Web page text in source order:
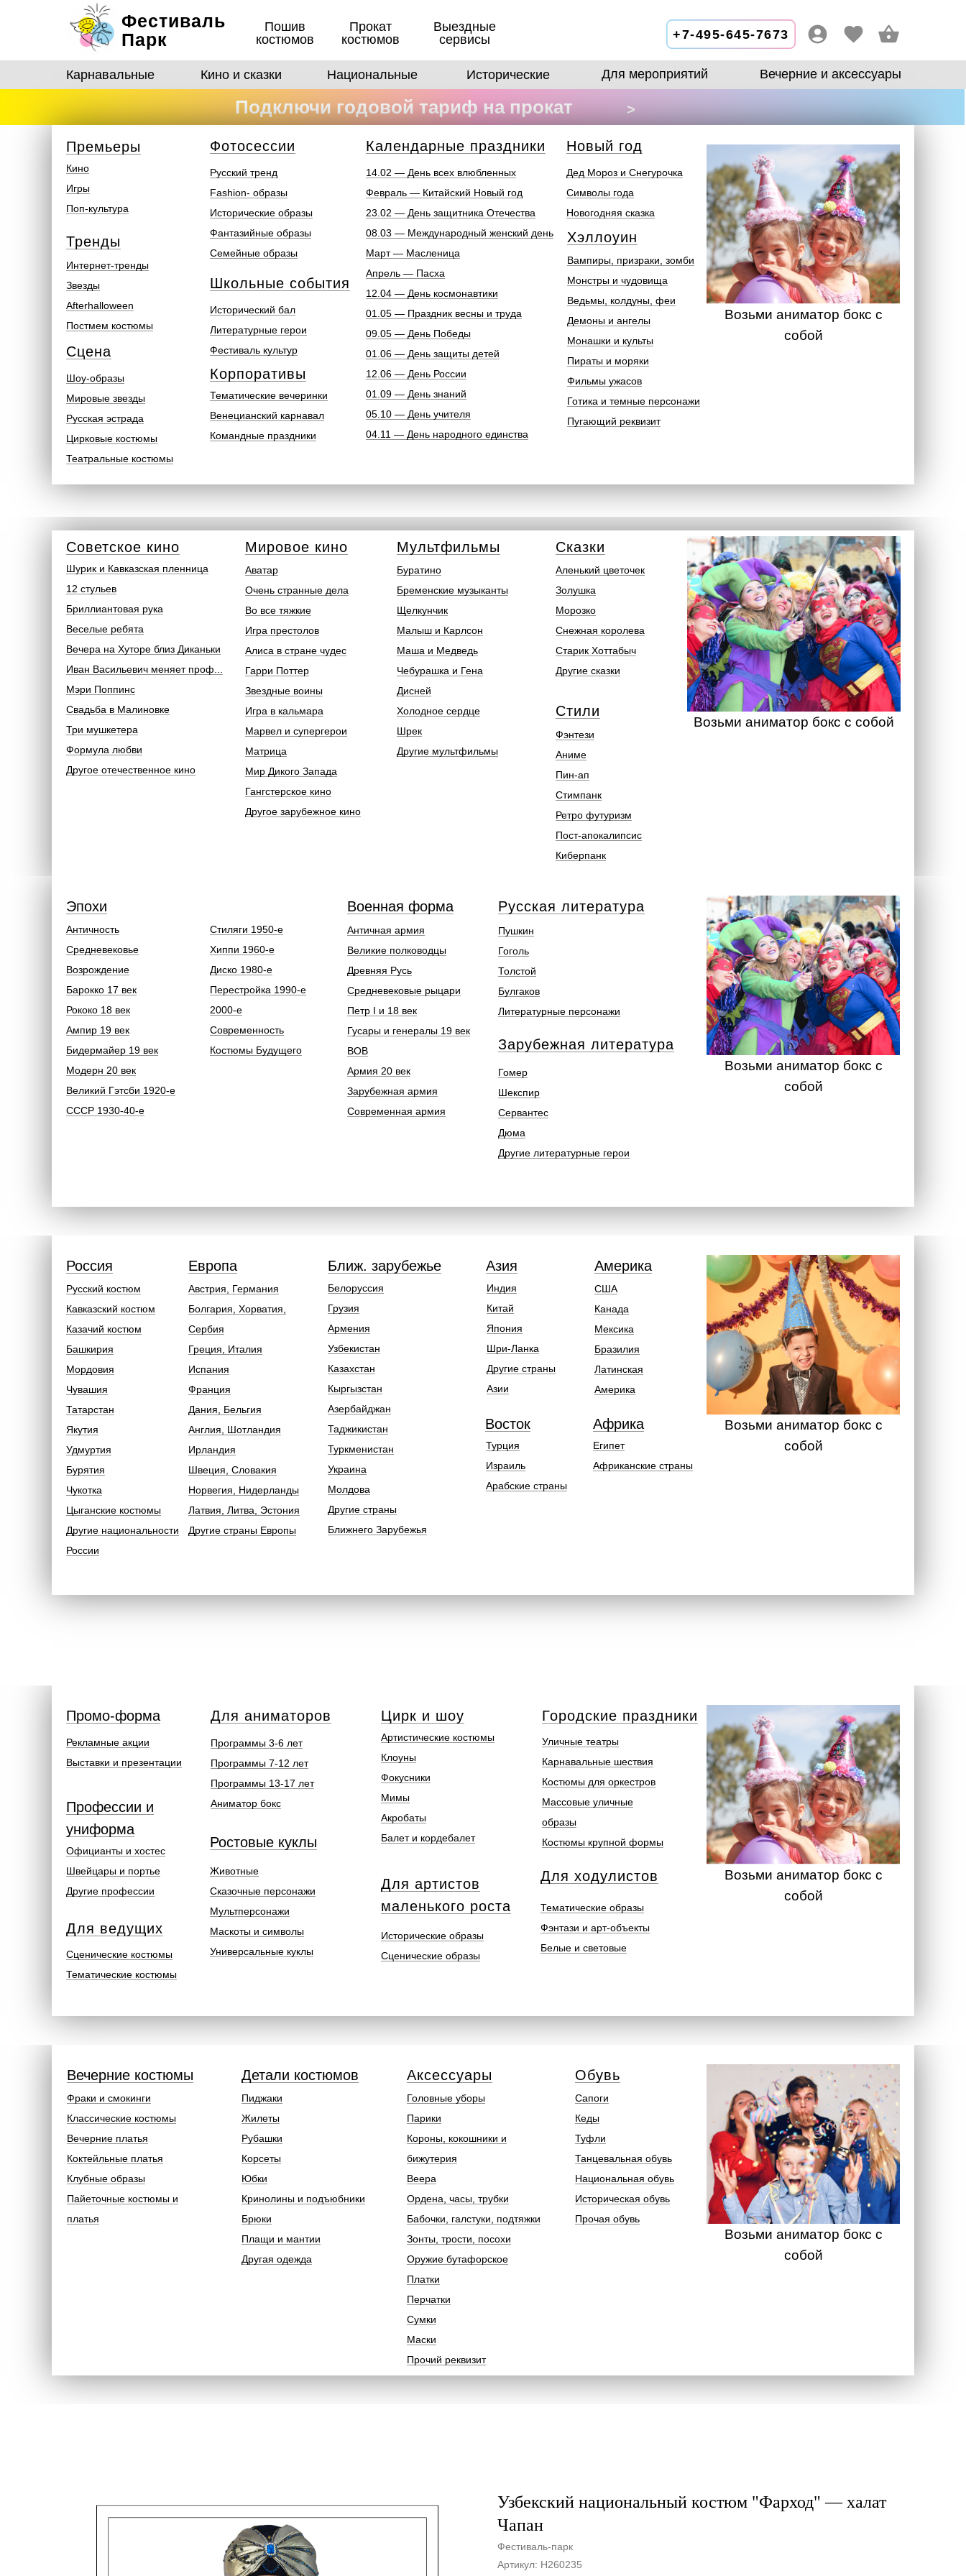
Фестиваль
Парк
Пошив
костюмов
Выездные
сервисы
Прокат
костюмов
+7-495-645-7673
Вечерние и аксессуары
Для мероприятий
Исторические
Национальные
Кино и сказки
Карнавальные
Подключи годовой тариф на прокат
>
Премьеры Фотосеcсии
Хэллоуин
Кино
Игры
Поп-культура
Тренды
Интернет-тренды
Звезды
Afterhalloween
Постмем костюмы
Сцена
Шоу-образы
Мировые звезды
Русская эстрада
Цирковые костюмы
Театральные костюмы
Календарные праздники
Русский тренд
Fashion- образы
Исторические образы
Фантазийные образы
Семейные образы
Школьные события
Исторический бал
Литературные герои
Фестиваль культур
Корпоративы
Тематические вечеринки
Венецианский карнавал
Командные праздники
Вампиры, призраки, зомби
Монстры и чудовища
Ведьмы, колдуны, феи
Демоны и ангелы
Монашки и культы
Пираты и моряки
Фильмы ужасов
Готика и темные персонажи
Пугающий реквизит
14.02 — День всех влюбленных
Февраль — Китайский Новый год
23.02 — День защитника Отечества
08.03 — Международный женский день
Март — Масленица
Апрель — Пасха
12.04 — День космонавтики
01.05 — Праздник весны и труда
09.05 — День Победы
01.06 — День защиты детей
12.06 — День России
01.09 — День знаний
05.10 — День учителя
04.11 — День народного единства
Новый год
Дед Мороз и Снегурочка
Символы года
Новогодняя сказка
Возьми аниматор бокс с
собой
Советское кино
Шурик и Кавказская пленница
12 стульев
Бриллиантовая рука
Веселые ребята
Вечера на Хуторе близ Диканьки
Иван Васильевич меняет проф...
Мэри Поппинс
Свадьба в Малиновке
Три мушкетера
Формула любви
Другое отечественное кино
Мировое кино
Аватар
Очень странные дела
Во все тяжкие
Игра престолов
Алиса в стране чудес
Гарри Поттер
Звездные воины
Игра в кальмара
Марвел и супергерои
Матрица
Мир Дикого Запада
Гангстерское кино
Другое зарубежное кино
Мультфильмы
Буратино
Бременские музыканты
Щелкунчик
Малыш и Карлсон
Маша и Медведь
Чебурашка и Гена
Дисней
Холодное сердце
Шрек
Другие мультфильмы
Сказки
Аленький цветочек
Золушка
Морозко
Снежная королева
Старик Хоттабыч
Другие сказки
Стили
Фэнтези
Аниме
Пин-ап
Стимпанк
Ретро футуризм
Пост-апокалипсис
Киберпанк
Возьми аниматор бокс с собой
Античность
Средневековье
Возрождение
Барокко 17 век
Рококо 18 век
Ампир 19 век
Бидермайер 19 век
Модерн 20 век
Великий Гэтсби 1920-е
СССР 1930-40-е
Стиляги 1950-е
Хиппи 1960-е
Диско 1980-е
Перестройка 1990-е
2000-е
Современность
Костюмы Будущего
Эпохи
Античная армия
Великие полководцы
Древняя Русь
Средневековые рыцари
Петр I и 18 век
Гусары и генералы 19 век
ВОВ
Армия 20 век
Зарубежная армия
Современная армия
Военная форма Русская литература
Пушкин
Гоголь
Толстой
Булгаков
Литературные персонажи
Зарубежная литература
Гомер
Шекспир
Сервантес
Дюма
Другие литературные герои
Возьми аниматор бокс с
собой
Белоруссия
Грузия
Армения
Узбекистан
Казахстан
Кыргызстан
Азербайджан
Таджикистан
Туркменистан
Украина
Молдова
Другие страны
Ближнего Зарубежья
Ближ. зарубежье
Египет
Африканские страны
Африка
США
Канада
Мексика
Бразилия
Латинская
Америка
Америка
Австрия, Германия
Болгария, Хорватия,
Сербия
Греция, Италия
Испания
Франция
Дания, Бельгия
Англия, Шотландия
Ирландия
Швеция, Словакия
Норвегия, Нидерланды
Латвия, Литва, Эстония
Другие страны Европы
Европа
Русский костюм
Кавказский костюм
Казачий костюм
Башкирия
Мордовия
Чувашия
Татарстан
Якутия
Удмуртия
Бурятия
Чукотка
Цыганские костюмы
Другие национальности
России
Россия
Индия
Китай
Япония
Шри-Ланка
Другие страны
Азии
Азия
Восток
Турция
Израиль
Арабские страны
Возьми аниматор бокс с
собой
Рекламные акции
Выставки и презентации
Официанты и хостес
Швейцары и портье
Другие профессии
Промо-форма
Профессии и
униформа
Программы 3-6 лет
Программы 7-12 лет
Программы 13-17 лет
Аниматор бокс
Уличные театры
Карнавальные шествия
Костюмы для оркестров
Массовые уличные
образы
Костюмы крупной формы
Ростовые куклы
Животные
Сказочные персонажи
Мультперсонажи
Маскоты и символы
Универсальные куклы
Городские праздники
Тематические образы
Фэнтази и арт-объекты
Белые и световые
Для ходулистов
Исторические образы
Сценические образы
Для артистов
маленького роста
Для аниматоров
Сценические костюмы
Тематические костюмы
Для ведущих
Артистические костюмы
Клоуны
Фокусники
Мимы
Акробаты
Балет и кордебалет
Цирк и шоу
Возьми аниматор бокс с
собой
Фраки и смокинги
Классические костюмы
Вечерние платья
Коктейльные платья
Клубные образы
Пайеточные костюмы и
платья
Пиджаки
Жилеты
Рубашки
Корсеты
Юбки
Кринолины и подъюбники
Брюки
Плащи и мантии
Другая одежда
Вечерние костюмы Детали костюмов Аксессуары
Головные уборы
Парики
Короны, кокошники и
бижутерия
Веера
Ордена, часы, трубки
Бабочки, галстуки, подтяжки
Зонты, трости, посохи
Оружие бутафорское
Платки
Перчатки
Сумки
Маски
Прочий реквизит
Обувь
Сапоги
Кеды
Туфли
Танцевальная обувь
Национальная обувь
Историческая обувь
Прочая обувь
Возьми аниматор бокс с
собой
Узбекский национальный костюм "Фарход" — халат
Чапан
Фестиваль-парк
Артикул: Н260235